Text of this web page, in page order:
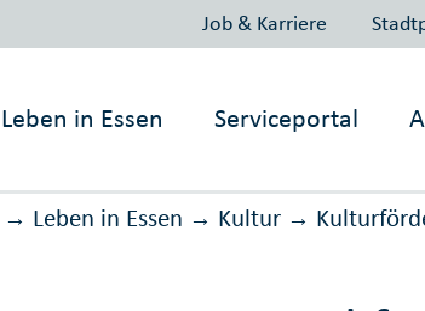
Job & Karriere
Leben in Essen Serviceportal
→ Leben in Essen → Kultur →